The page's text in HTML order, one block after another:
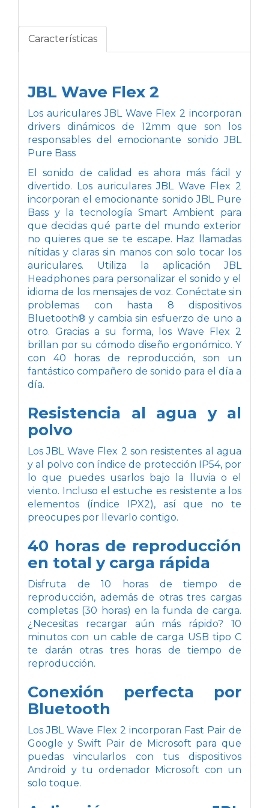
Características
JBL Wave Flex 2
Los auriculares JBL Wave Flex 2 incorporan
drivers dinámicos de 12mm que son los
responsables del emocionante sonido JBL
Pure Bass
El sonido de calidad es ahora más fácil y
divertido. Los auriculares JBL Wave Flex 2
incorporan el emocionante sonido JBL Pure
Bass y la tecnología Smart Ambient para
que decidas qué parte del mundo exterior
no quieres que se te escape. Haz llamadas
nítidas y claras sin manos con solo tocar los
auriculares. Utiliza la aplicación JBL
Headphones para personalizar el sonido y el
idioma de los mensajes de voz. Conéctate sin
problemas con hasta 8 dispositivos
Bluetooth® y cambia sin esfuerzo de uno a
otro. Gracias a su forma, los Wave Flex 2
brillan por su cómodo diseño ergonómico. Y
con 40 horas de reproducción, son un
fantástico compañero de sonido para el día a
día.
Resistencia al agua y al
polvo
Los JBL Wave Flex 2 son resistentes al agua
y al polvo con índice de protección IP54, por
lo que puedes usarlos bajo la lluvia o el
viento. Incluso el estuche es resistente a los
elementos (índice IPX2), así que no te
preocupes por llevarlo contigo.
40 horas de reproducción
en total y carga rápida
Disfruta de 10 horas de tiempo de
reproducción, además de otras tres cargas
completas (30 horas) en la funda de carga.
¿Necesitas recargar aún más rápido? 10
minutos con un cable de carga USB tipo C
te darán otras tres horas de tiempo de
reproducción.
Conexión perfecta por
Bluetooth
Los JBL Wave Flex 2 incorporan Fast Pair de
Google y Swift Pair de Microsoft para que
puedas vincularlos con tus dispositivos
Android y tu ordenador Microsoft con un
solo toque.